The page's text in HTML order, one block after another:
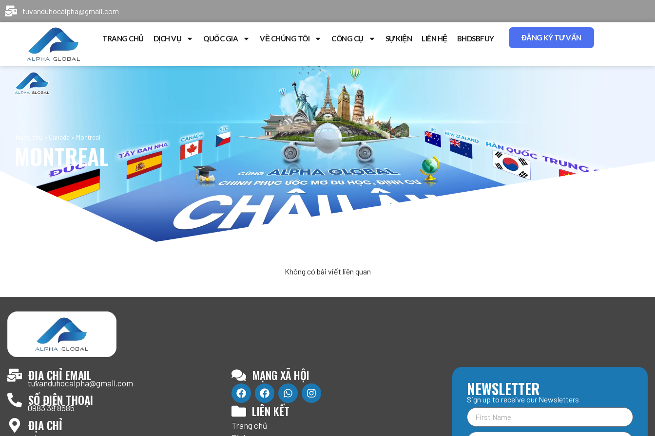
tuvanduhocalpha@gmail.com
TRANG CHỦ DỊCH VỤ QUỐC GIA VỀ CHÚNG TÔI CÔNG CỤ SỰ KIỆN LIÊN HỆ BHDSBFUY ĐĂNG KÝ TƯ VẤN
Trang chủ » Canada » Montreal
MONTREAL
Không có bài viết liên quan
ĐỊA CHỈ EMAIL
tuvanduhocalpha@gmail.com
SỐ ĐIỆN THOẠI
0983 38 8585
ĐỊA CHỈ
MẠNG XÃ HỘI
LIÊN KẾT
Trang chủ
NEWSLETTER
Sign up to receive our Newsletters